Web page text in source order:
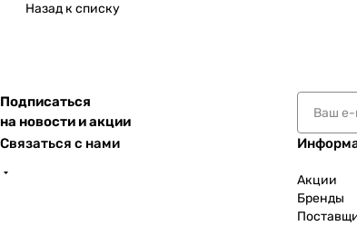
Назад к списку
Подписаться
на новости и акции
Связаться с нами
Акции
Бренды